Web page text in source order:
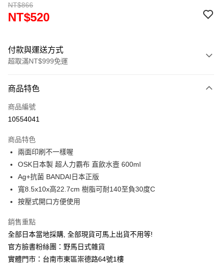
NT$866
NT$520
付款與運送方式
超取滿NT$999免運
信用卡一次付款
信用卡分期付款
合作金庫商業銀行
華南商業銀行
上海商業儲蓄銀行
台北富邦商業銀行
國泰世華商業銀行
臺灣中小企業銀行
台中商業銀行
匯豐（台灣）商業銀行
聯邦商業銀行
元大商業銀行
台新國際商業銀行
中國信託商業銀行
台灣樂天信用卡公司
超商取貨付款
LINE Pay
Apple Pay
街口支付
悠遊付
Google Pay
ATM付款
商品特色
商品編號
10554041
商品特色
兩面印刷不一樣喔
OSK日本製 超人力霸布 直飲水壼 600ml
Ag+抗菌 BANDAI日本正版
寬8.5x10x高22.7cm 樹脂可耐140至負30度C
按壓式開口方便使用
銷售重點
全部日本當地採購, 全部現貨可馬上出貨不用等!
官方臉書粉絲團：野馬日式雜貨
實體門市：台南市東區崇德路64號1樓